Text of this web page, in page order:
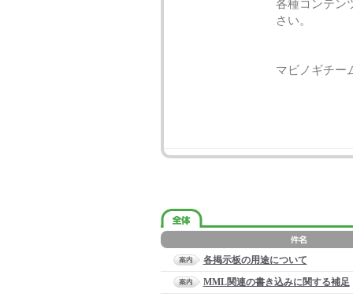
各種コンテン
さい。
マビノギチー
各掲示板の用途について
MML関連の書き込みに関する補足